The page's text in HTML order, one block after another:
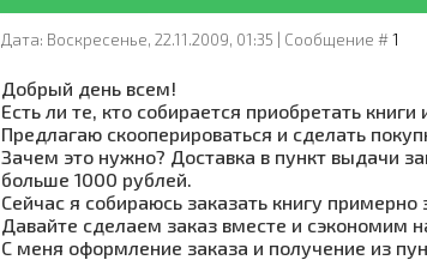
Дата: Воскресенье, 22.11.2009, 01:35 | Сообщение #1
Добрый день всем!
Есть ли те, кто собирается приобретать
Предлагаю скооперироваться и сделать
Зачем это нужно? Доставка в пункт выдачи
больше 1000 рублей.
Сейчас я собираюсь заказать книгу примерно
Давайте сделаем заказ вместе и сэкономим
С меня оформление заказа и получение из